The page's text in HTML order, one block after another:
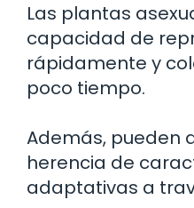
Las plantas
capacidad de
rápidamente y
poco tiempo.
Además, pueden
herencia de
adaptativas a